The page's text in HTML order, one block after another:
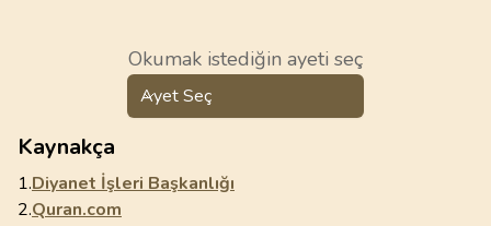
Okumak istediğin ayeti seç
Ayet Seç
Kaynakça
1.Diyanet İşleri Başkanlığı
2.Quran.com